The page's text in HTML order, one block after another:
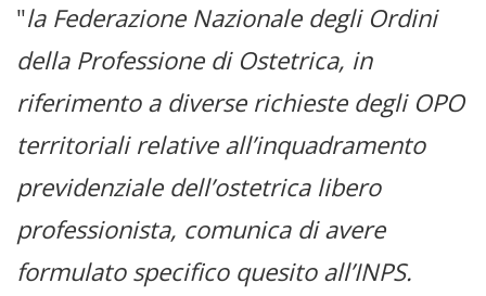
"la Federazione Nazionale degli Ordini
della Professione di Ostetrica, in
riferimento a diverse richieste degli OPO
territoriali relative all’inquadramento
previdenziale dell’ostetrica libero
professionista, comunica di avere
formulato specifico quesito all’INPS.